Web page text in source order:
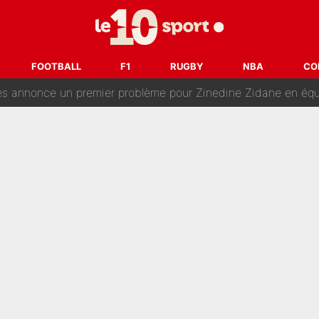
FOOTBALL F1 RUGBY NBA
en pleine Coupe du monde : «La FFF était déjà passée à
de Kylian Mbappé au Real Madrid continue de régaler
annonce un premier problème pour Zinedine Zidane en